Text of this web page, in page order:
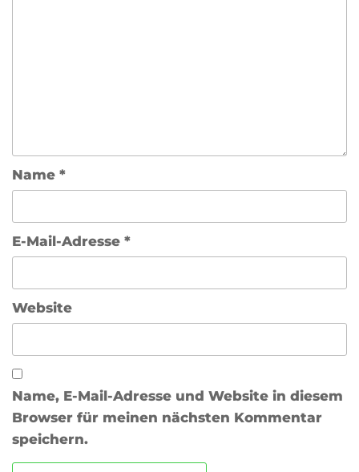
Name *
E-Mail-Adresse *
Website
Name, E-Mail-Adresse und Website in diesem
Browser für meinen nächsten Kommentar
speichern.